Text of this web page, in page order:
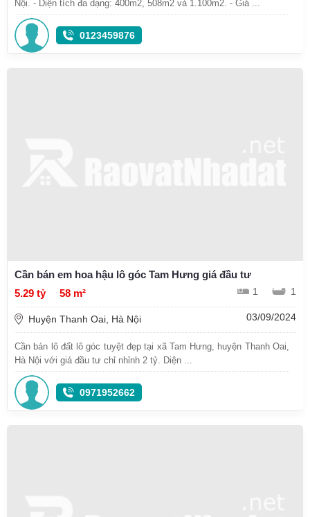
Nội. - Diện tích đa dạng: 400m2, 508m2 và 1.100m2. - Giá ...
0123459876
Cần bán em hoa hậu lô góc Tam Hưng giá đầu tư
5.29 tỷ
58 m² 1 1
Huyện Thanh Oai, Hà Nội 03/09/2024
Cần bán lô đất lô góc tuyệt đẹp tại xã Tam Hưng, huyện Thanh Oai,
Hà Nội với giá đầu tư chỉ nhỉnh 2 tỷ. Diện ...
0971952662